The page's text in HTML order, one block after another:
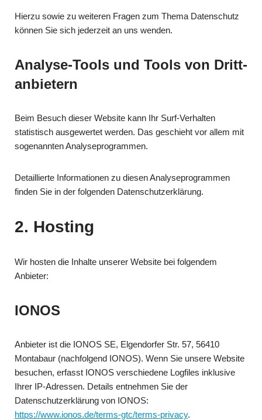
Hierzu sowie zu weiteren Fragen zum Thema Datenschutz
können Sie sich jederzeit an uns wenden.
Analyse-Tools und Tools von Dritt­
anbietern
Beim Besuch dieser Website kann Ihr Surf-Verhalten
statistisch ausgewertet werden. Das geschieht vor allem mit
sogenannten Analyseprogrammen.
Detaillierte Informationen zu diesen Analyseprogrammen
finden Sie in der folgenden Datenschutzerklärung.
2. Hosting
Wir hosten die Inhalte unserer Website bei folgendem
Anbieter:
IONOS
Anbieter ist die IONOS SE, Elgendorfer Str. 57, 56410
Montabaur (nachfolgend IONOS). Wenn Sie unsere Website
besuchen, erfasst IONOS verschiedene Logfiles inklusive
Ihrer IP-Adressen. Details entnehmen Sie der
Datenschutzerklärung von IONOS:
https://www.ionos.de/terms-gtc/terms-privacy.